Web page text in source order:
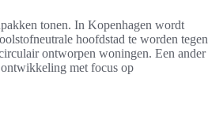
tonen. In Kopenhagen wordt
hoofdstad te worden tegen
ontworpen woningen. Een ander
met focus op